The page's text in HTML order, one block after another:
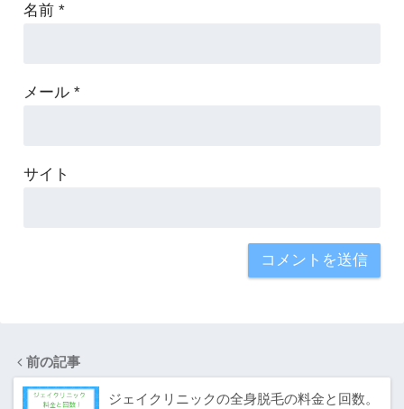
名前 *
メール *
サイト
前の記事
ジェイクリニックの全身脱毛の料金と回数。